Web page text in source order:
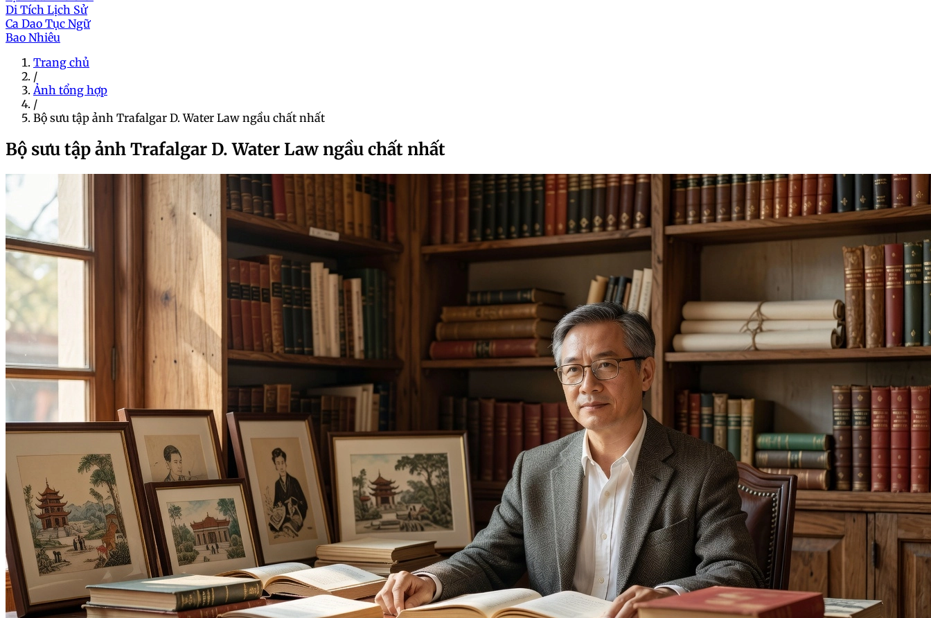
Di Tích Lịch Sử
Ca Dao Tục Ngữ
Bao Nhiêu
Trang chủ
/
Ảnh tổng hợp
/
Bộ sưu tập ảnh Trafalgar D. Water Law ngầu chất nhất
Bộ sưu tập ảnh Trafalgar D. Water Law ngầu chất nhất